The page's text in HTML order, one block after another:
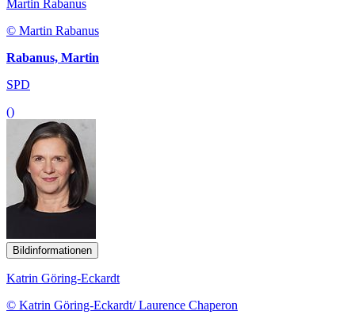
Martin Rabanus
© Martin Rabanus
Rabanus, Martin
SPD
()
Bildinformationen
Katrin Göring-Eckardt
© Katrin Göring-Eckardt/ Laurence Chaperon